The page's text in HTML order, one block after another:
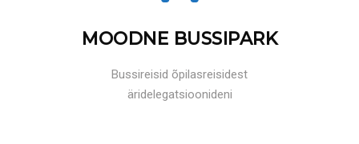
MOODNE BUSSIPARK
Bussireisid õpilasreisidest
äridelegatsioonideni